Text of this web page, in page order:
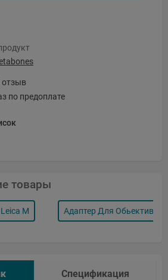
отзыв
по предоплате
товары
M Адаптер Для Обьективов
Спецификация